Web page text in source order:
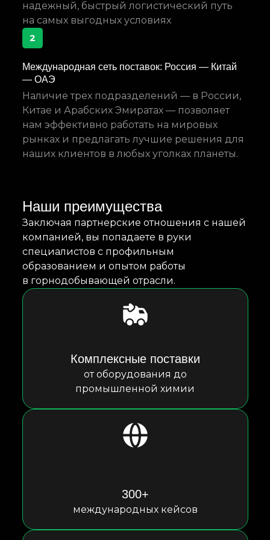
надежный, быстрый логистический путь
на самых выгодных условиях
2
Международная сеть поставок: Россия — Китай
— ОАЭ
Наличие трех подразделений — в России,
Китае и Арабских Эмиратах — позволяет
нам эффективно работать на мировых
рынках и предлагать лучшие решения для
наших клиентов в любых уголках планеты.
Наши преимущества
Заключая партнерские отношения с нашей
компанией, вы попадаете в руки
специалистов с профильным
образованием и опытом работы
в горнодобывающей отрасли.
Комплексные поставки
от оборудования до
промышленной химии
300+
международных кейсов